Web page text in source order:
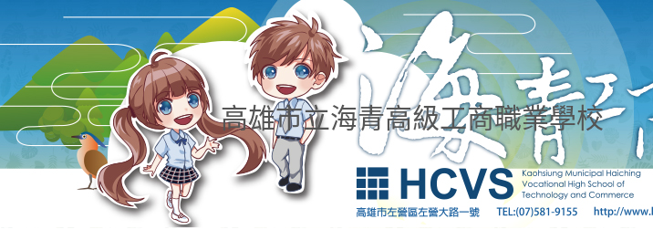
高雄市立海青高級工商職業學校